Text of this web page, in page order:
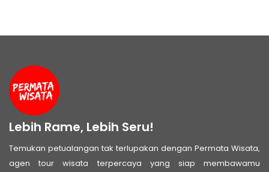
Lebih Rame, Lebih Seru!
Temukan petualangan tak terlupakan dengan Permata Wisata,
agen tour wisata terpercaya yang siap membawamu